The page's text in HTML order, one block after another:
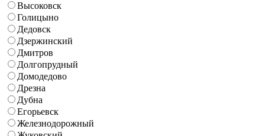
Высоковск
Голицыно
Дедовск
Дзержинский
Дмитров
Долгопрудный
Домодедово
Дрезна
Дубна
Егорьевск
Железнодорожный